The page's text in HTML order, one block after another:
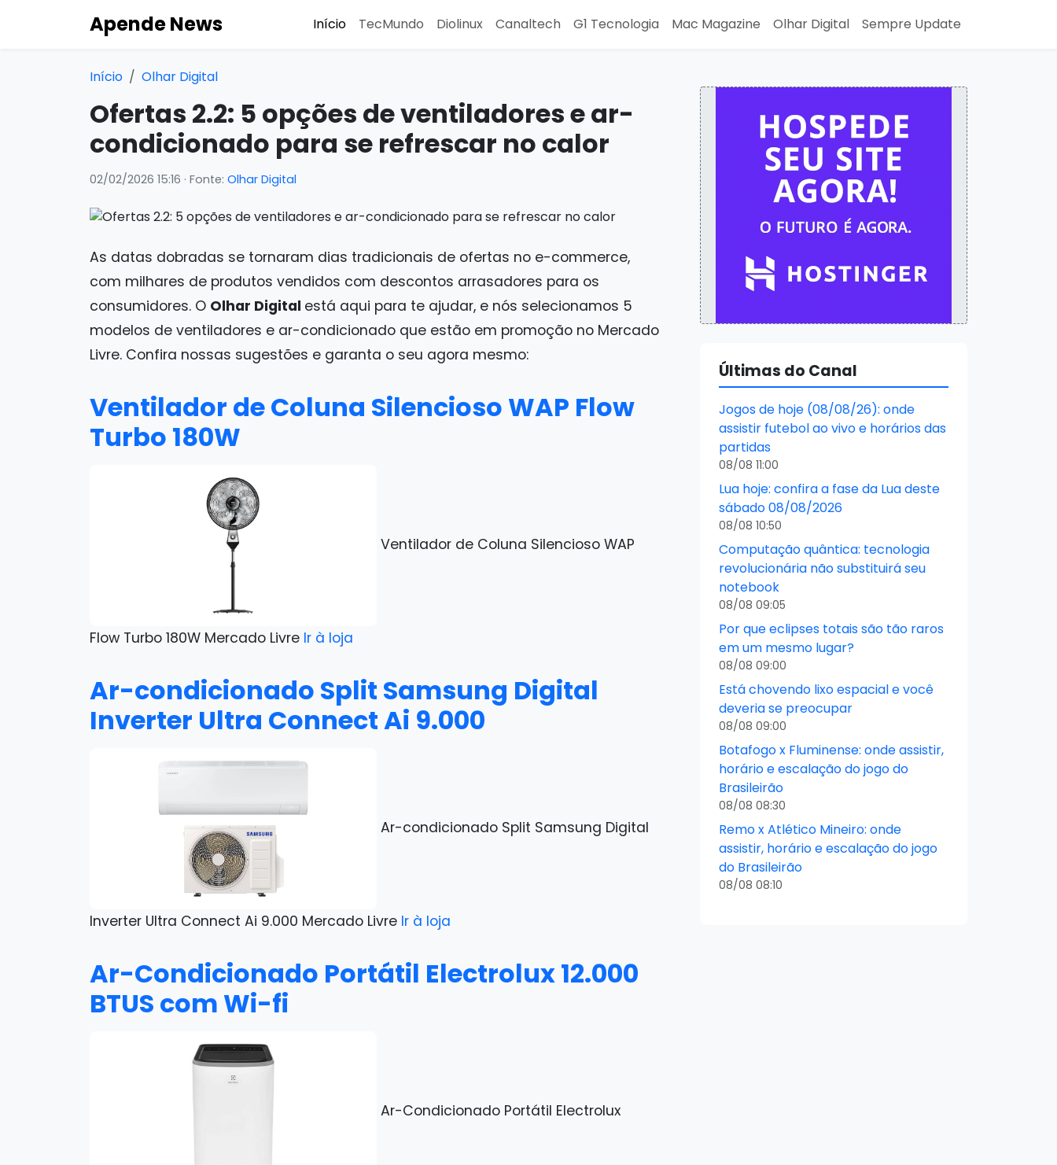
Apende News Início TecMundo Diolinux Canaltech G1 Tecnologia Mac Magazine Olhar Digital Sempre Update
Início Olhar Digital
Ofertas 2.2: 5 opções de ventiladores e ar-
condicionado para se refrescar no calor
02/02/2026 15:16 · Fonte: Olhar Digital
As datas dobradas se tornaram dias tradicionais de ofertas no e-commerce,
com milhares de produtos vendidos com descontos arrasadores para os
consumidores. O Olhar Digital está aqui para te ajudar, e nós selecionamos 5
modelos de ventiladores e ar-condicionado que estão em promoção no Mercado
Livre. Confira nossas sugestões e garanta o seu agora mesmo:
Ventilador de Coluna Silencioso WAP Flow
Turbo 180W
Ventilador de Coluna Silencioso WAP
Flow Turbo 180W Mercado Livre Ir à loja
Ar-condicionado Split Samsung Digital
Inverter Ultra Connect Ai 9.000
Ar-condicionado Split Samsung Digital
Inverter Ultra Connect Ai 9.000 Mercado Livre Ir à loja
Ar-Condicionado Portátil Electrolux 12.000
BTUS com Wi-fi
Ar-Condicionado Portátil Electrolux
Últimas do Canal
Jogos de hoje (08/08/26): onde
assistir futebol ao vivo e horários das
partidas
08/08 11:00
Lua hoje: confira a fase da Lua deste
sábado 08/08/2026
08/08 10:50
Computação quântica: tecnologia
revolucionária não substituirá seu
notebook
08/08 09:05
Por que eclipses totais são tão raros
em um mesmo lugar?
08/08 09:00
Está chovendo lixo espacial e você
deveria se preocupar
08/08 09:00
Botafogo x Fluminense: onde assistir,
horário e escalação do jogo do
Brasileirão
08/08 08:30
Remo x Atlético Mineiro: onde
assistir, horário e escalação do jogo
do Brasileirão
08/08 08:10